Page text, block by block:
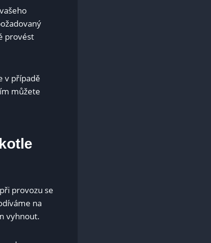
provést
v případě
můžete
provozu se
na
vyhnout.